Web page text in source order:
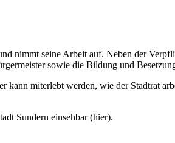
nimmt seine Arbeit auf. Neben der
sowie die Bildung und
miterlebt werden, wie der Stadtrat
Sundern einsehbar (hier).